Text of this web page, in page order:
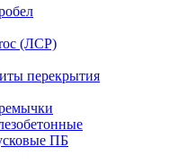
(ЛСР)
перекрытия
ПБ